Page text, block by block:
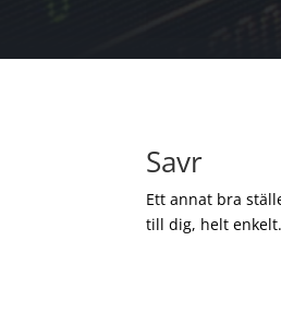
Savr
Ett annat bra
till dig, helt enkelt.